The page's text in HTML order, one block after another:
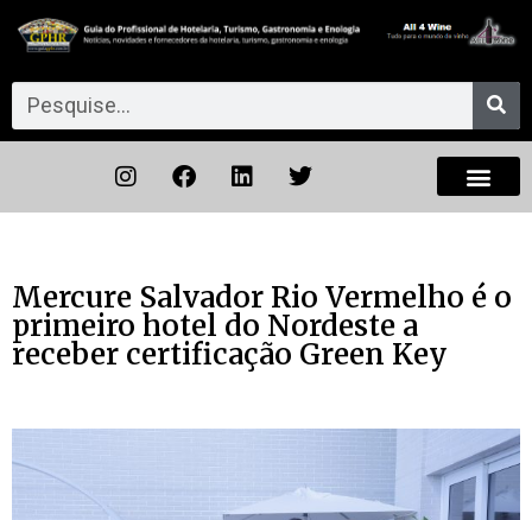
Mercure Salvador Rio Vermelho é o
primeiro hotel do Nordeste a
receber certificação Green Key